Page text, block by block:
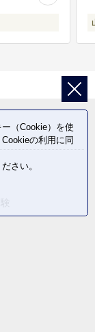
（Cookie）を使
の利用に同
さい。